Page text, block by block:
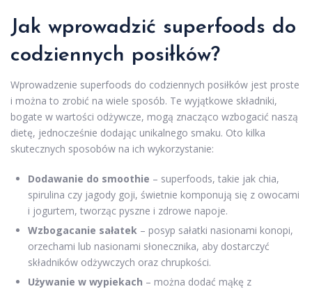
Jak wprowadzić superfoods do
codziennych posiłków?
Wprowadzenie superfoods do codziennych posiłków jest proste
i można to zrobić na wiele sposób. Te wyjątkowe składniki,
bogate w wartości odżywcze, mogą znacząco wzbogacić naszą
dietę, jednocześnie dodając unikalnego smaku. Oto kilka
skutecznych sposobów na ich wykorzystanie:
Dodawanie do smoothie – superfoods, takie jak chia,
spirulina czy jagody goji, świetnie komponują się z owocami
i jogurtem, tworząc pyszne i zdrowe napoje.
Wzbogacanie sałatek – posyp sałatki nasionami konopi,
orzechami lub nasionami słonecznika, aby dostarczyć
składników odżywczych oraz chrupkości.
Używanie w wypiekach – można dodać mąkę z